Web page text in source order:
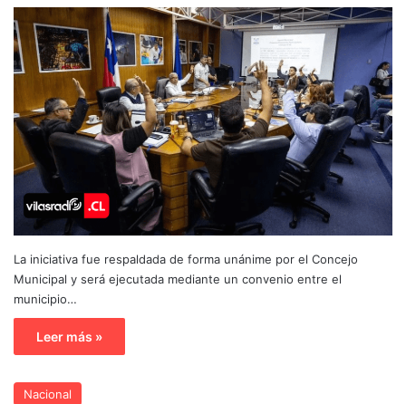
La iniciativa fue respaldada de forma unánime por el Concejo
Municipal y será ejecutada mediante un convenio entre el
municipio…
Leer más »
Nacional